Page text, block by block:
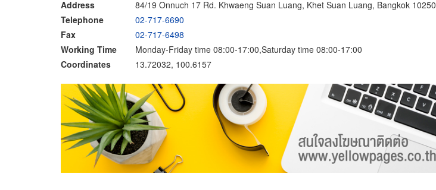
Address
84/19 Onnuch 17 Rd. Khwaeng Suan Luang, Khet Suan Luang, Bangkok 10250
Telephone
02-717-6690
Fax
02-717-6498
Working Time
Monday-Friday time 08:00-17:00,Saturday time 08:00-17:00
Coordinates
13.72032, 100.6157